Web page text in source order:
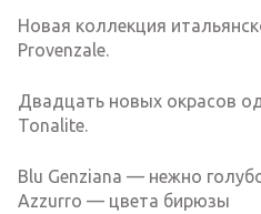
Новая коллекция
Provenzale.
Двадцать новых окрасов
Tonalite.
Blu Genziana — нежно
Azzurro — цвета бирюзы